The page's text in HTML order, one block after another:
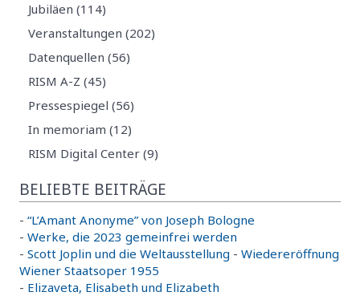
Jubiläen (114)
Veranstaltungen (202)
Datenquellen (56)
RISM A-Z (45)
Pressespiegel (56)
In memoriam (12)
RISM Digital Center (9)
BELIEBTE BEITRÄGE
- “L’Amant Anonyme” von Joseph Bologne
- Werke, die 2023 gemeinfrei werden
- Scott Joplin und die Weltausstellung - Wiedereröffnung
Wiener Staatsoper 1955
- Elizaveta, Elisabeth und Elizabeth